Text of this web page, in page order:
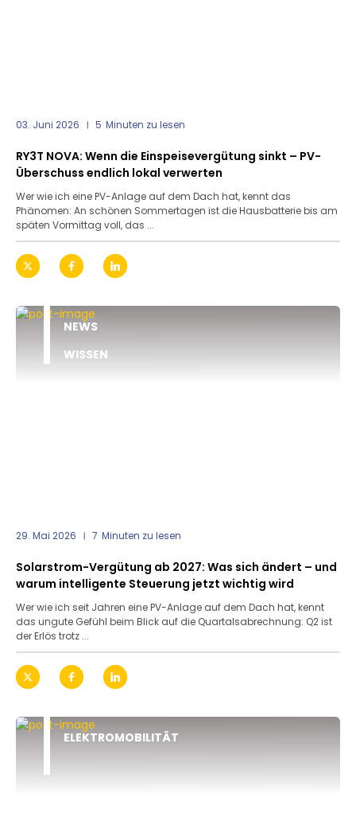
03. Juni 2026 5 Minuten zu lesen
RY3T NOVA: Wenn die Einspeisevergütung sinkt – PV-
Überschuss endlich lokal verwerten
Wer wie ich eine PV-Anlage auf dem Dach hat, kennt das
Phänomen: An schönen Sommertagen ist die Hausbatterie bis am
späten Vormittag voll, das ...
NEWS
WISSEN
29. Mai 2026 7 Minuten zu lesen
Solarstrom-Vergütung ab 2027: Was sich ändert – und
warum intelligente Steuerung jetzt wichtig wird
Wer wie ich seit Jahren eine PV-Anlage auf dem Dach hat, kennt
das ungute Gefühl beim Blick auf die Quartalsabrechnung: Q2 ist
der Erlös trotz ...
ELEKTROMOBILITÄT